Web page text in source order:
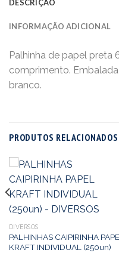
DESCRIÇÃO
INFORMAÇÃO ADICIONAL
Palhinha de papel preta
comprimento.
branco.
PRODUTOS RELACIONADOS
DIVERSOS
PALHINHAS CAIPIRINHA
KRAFT INDIVIDUAL (250un)